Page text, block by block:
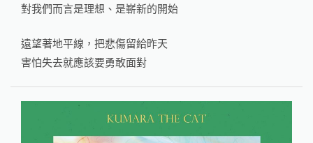
對我們而言是理想、是嶄新的開始
遠望著地平線，把悲傷留給昨天
害怕失去就應該要勇敢面對